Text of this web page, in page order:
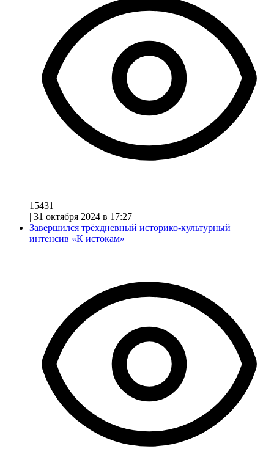
15431
| 31 октября 2024 в 17:27
Завершился трёхдневный историко-культурный
интенсив «К истокам»